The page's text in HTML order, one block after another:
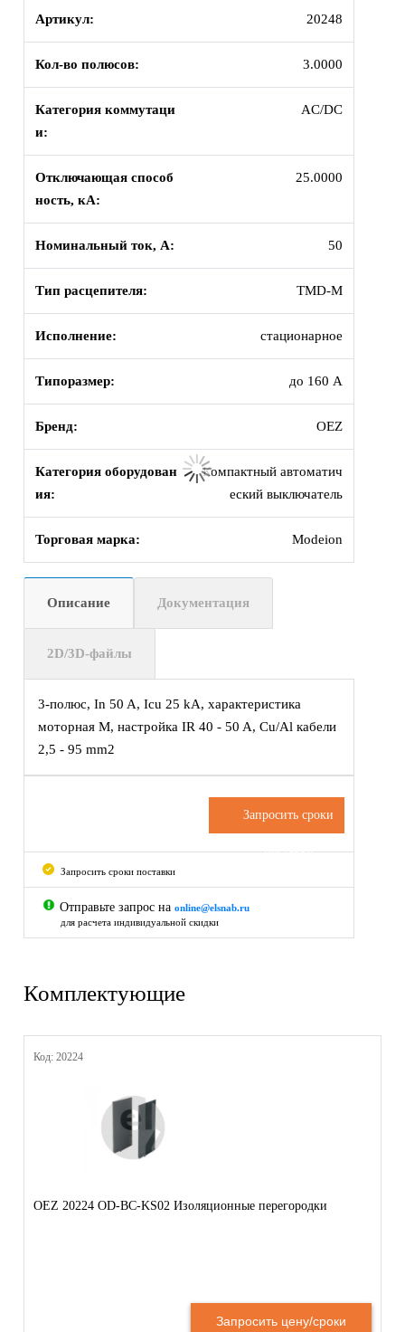
Артикул: 20248
Кол-во полюсов: 3.0000
Категория коммутаци
и:
AC/DC
Отключающая способ
ность, кА:
25.0000
Номинальный ток, А: 50
Тип расцепителя: TMD-M
Исполнение: стационарное
Типоразмер: до 160 А
Бренд: OEZ
Категория оборудован
ия:
Компактный автоматич
еский выключатель
Торговая марка: Modeion
Описание Документация
2D/3D-файлы
3-полюс, In 50 A, Icu 25 kA, характеристика
моторная M, настройка IR 40 - 50 A, Cu/Al кабели
2,5 - 95 mm2
Запросить сроки
поставки
Запросить сроки поставки
Отправьте запрос на online@elsnab.ru
для расчета индивидуальной скидки
Комплектующие
Код: 20224
OEZ 20224 OD-BC-KS02 Изоляционные перегородки
Запросить цену/сроки